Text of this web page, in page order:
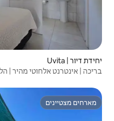
דקות לחוף הים